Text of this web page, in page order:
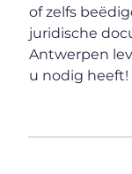
of zelfs
juridische
Antwerpen
u nodig heeft!